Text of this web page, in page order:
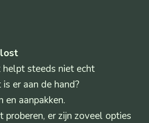
helpt steeds niet echt
er aan de hand?
en aanpakken.
proberen, er zijn zoveel opties